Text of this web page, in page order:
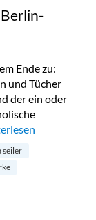
Ende zu:
und Tücher
der ein oder
Sunday Live
seiler